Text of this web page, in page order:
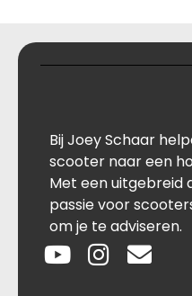
Bij Joey Schaar
scooter naar een
Met een uitgebreid
passie voor
om je te adviseren.